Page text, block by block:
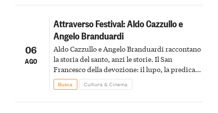
06
AGO
Attraverso Festival: Aldo Cazzullo e
Angelo Branduardi
Aldo Cazzullo e Angelo Branduardi raccontano
la storia del santo, anzi le storie. Il San
Francesco della devozione: il lupo, la predica
agli uccelli, le stimmate
Busca Cultura & Cinema